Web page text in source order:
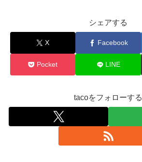
シェアする
X Facebook
Pocket LINE
tacoをフォローする